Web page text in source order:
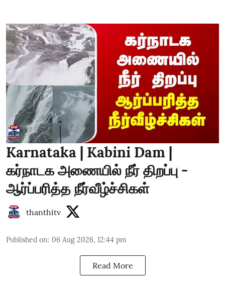
Karnataka | Kabini Dam |
கர்நாடக அணையில் நீர் திறப்பு -
ஆர்ப்பரித்த நீர்வீழ்ச்சிகள்
thanthitv
Published on: 06 Aug 2026, 12:44 pm
Read More